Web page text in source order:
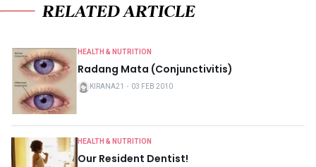
RELATED ARTICLE
HEALTH & NUTRITION
Radang Mata (Conjunctivitis)
KIRANA21 ・ 03 FEB 2010
HEALTH & NUTRITION
Our Resident Dentist!